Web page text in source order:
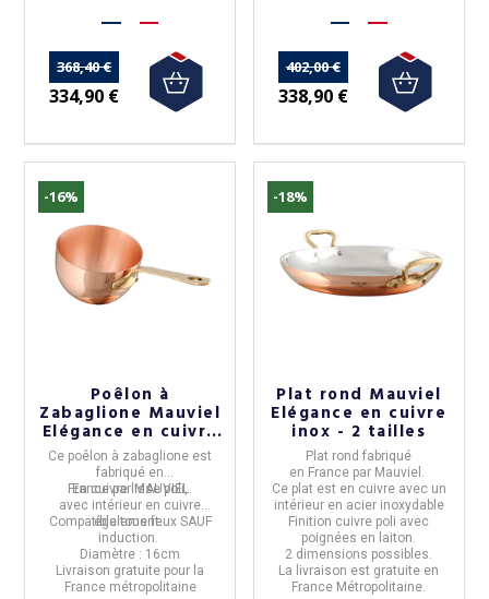
368,40 €
334,90 €
402,00 €
338,90 €
-16%
Poêlon à
Zabaglione Mauviel
Elégance en cuivre
16cm
Ce poêlon à zabaglione est
fabriqué en
Francepar MAUVIEL.
Encuivre lissepoli,
avec intérieur en cuivre
également.
Compatible tous feux SAUF
induction.
Diamètre : 16cm
Livraison gratuite pour la
France métropolitaine
-18%
Plat rond Mauviel
Elégance en cuivre
inox - 2 tailles
Plat rondfabriqué
en France par Mauviel.
Ce plat est en cuivre avec un
intérieur en acier inoxydable
Finition cuivre poli avec
poignées en laiton.
2 dimensions possibles.
La livraison est gratuite en
France Métropolitaine.